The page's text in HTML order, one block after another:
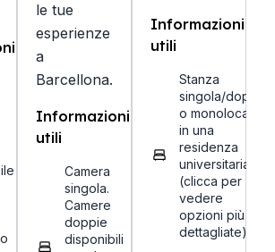
le tue
esperienze
a
Barcellona.
Informazioni
utili
Camera
singola.
Camere
doppie
disponibili
Informazioni
utili
Stanza
singola/doppia
o monolocale
in una
residenza
universitaria
(clicca per
vedere
opzioni più
dettagliate)